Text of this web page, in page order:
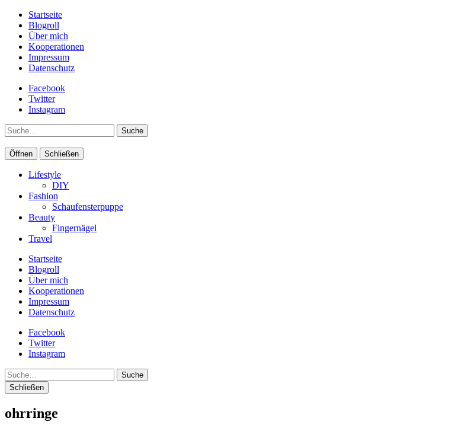
Startseite
Blogroll
Über mich
Kooperationen
Impressum
Datenschutz
Facebook
Twitter
Instagram
Suche
Öffnen Schließen
Lifestyle
DIY
Fashion
Schaufensterpuppe
Beauty
Fingernägel
Travel
Startseite
Blogroll
Über mich
Kooperationen
Impressum
Datenschutz
Facebook
Twitter
Instagram
Suche
Schließen
ohrringe